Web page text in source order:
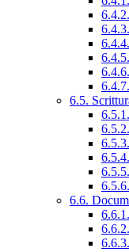
6.5.
6.6.